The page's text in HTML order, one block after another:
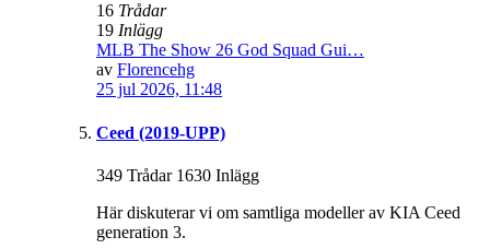
16 Trådar
19 Inlägg
MLB The Show 26 God Squad Gui…
av Florencehg
25 jul 2026, 11:48
Ceed (2019-UPP)
349 Trådar 1630 Inlägg
Här diskuterar vi om samtliga modeller av KIA Ceed
generation 3.